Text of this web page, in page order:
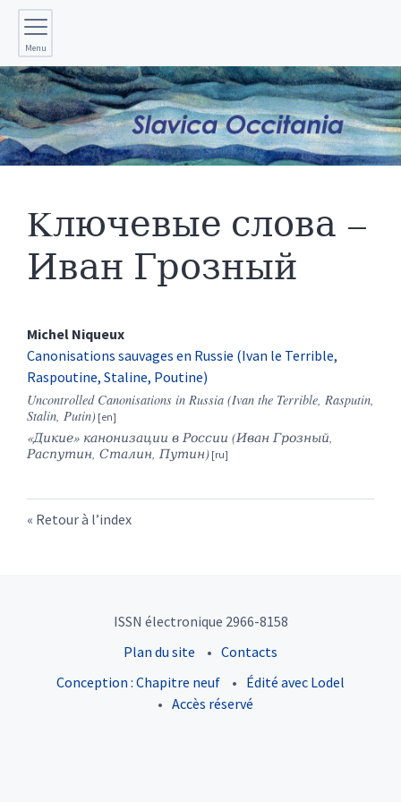
Menu
Kлючевые слова –
Иван Грозный
Michel Niqueux
Canonisations sauvages en Russie (Ivan le Terrible,
Raspoutine, Staline, Poutine)
Uncontrolled Canonisations in Russia (Ivan the Terrible, Rasputin,
Stalin, Putin)
«Дикие» канонизации в России (Иван Грозный,
Распутин, Сталин, Путин)
Retour à l’index
ISSN électronique 2966-8158
Plan du site
Contacts
Conception : Chapitre neuf
Édité avec Lodel
Accès réservé